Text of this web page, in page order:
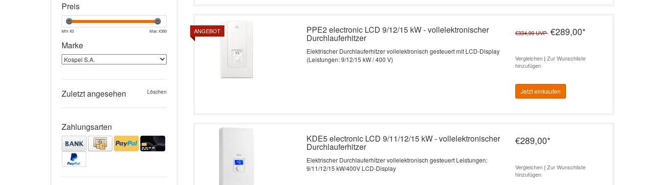
Preis
Min: €0 Max: €350
Marke
Zuletzt angesehen Löschen
Zahlungsarten
ANGEBOT PPE2 electronic LCD 9/12/15 kW - vollelektronischer
Durchlauferhitzer
Elektrischer Durchlauferhitzer vollelektronisch gesteuert mit LCD-Display
(Leistungen: 9/12/15 kW / 400 V)
€334,90UVP €289,00*
Vergleichen |Zur Wunschliste
hinzufügen
Jetzt einkaufen
KDE5 electronic LCD 9/11/12/15 kW - vollelektronischer
Durchlauferhitzer
Elektrischer Durchlauferhitzer vollelektronisch gesteuert Leistungen:
9/11/12/15 kW/400V LCD-Display
€289,00*
Vergleichen |Zur Wunschliste
hinzufügen